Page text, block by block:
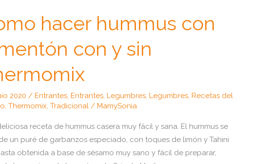
hacer hummus con
con y sin
2020 /Entrantes ,Entrantes ,Legumbres ,Legumbres ,Recetas del
,Thermomix ,Tradicional /MamySonia
receta de hummus casera muy fácil y sana. El hummus se
un puré de garbanzos especiado, con toques de limón y Tahini
obtenida a base de sésamo muy sano y fácil de preparar,